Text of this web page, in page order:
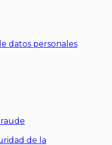
datos personales
de la